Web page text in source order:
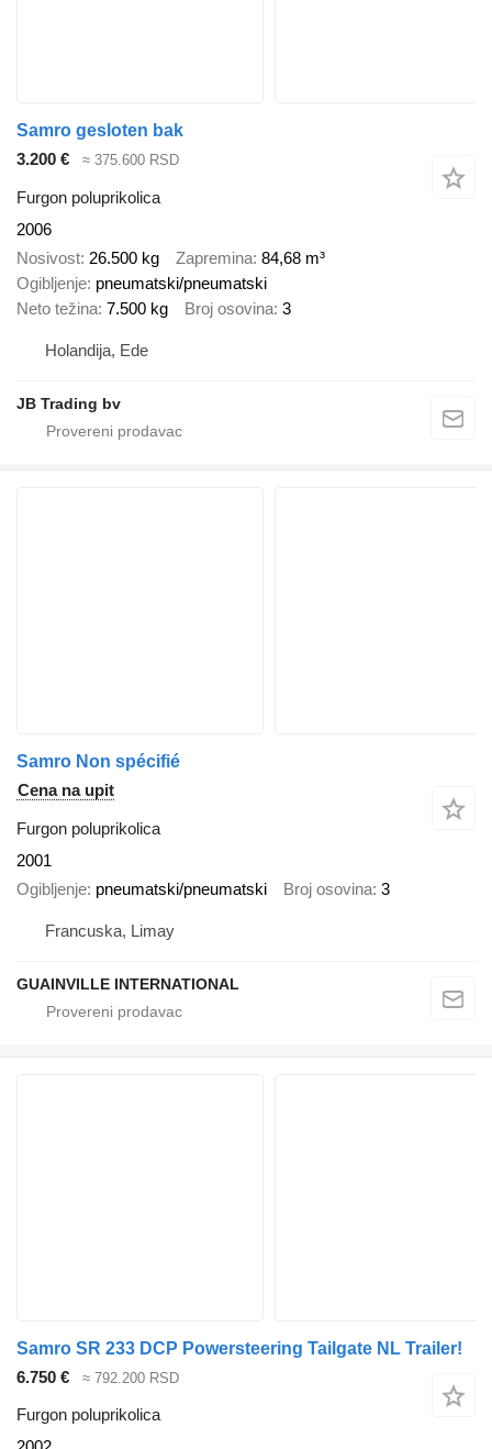
Samro gesloten bak
3.200 €
≈ 375.600 RSD
Furgon poluprikolica
2006
Nosivost 26.500 kg Zapremina 84,68 m³
Ogibljenje pneumatski/pneumatski
Neto težina 7.500 kg Broj osovina 3
Holandija, Ede
JB Trading bv
Samro Non spécifié
Cena na upit
Furgon poluprikolica
2001
Ogibljenje pneumatski/pneumatski Broj osovina 3
Francuska, Limay
GUAINVILLE INTERNATIONAL
Samro SR 233 DCP Powersteering Tailgate NL Trailer!
6.750 €
≈ 792.200 RSD
Furgon poluprikolica